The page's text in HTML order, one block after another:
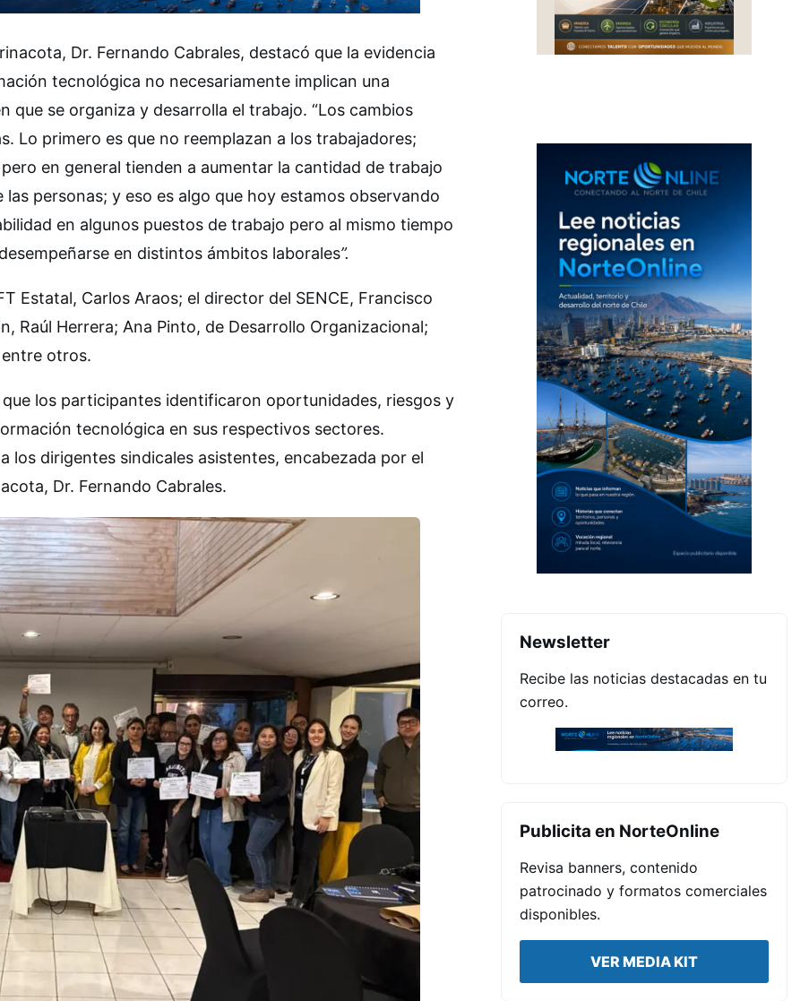
Dr. Fernando Cabrales, destacó que la evidencia
tecnológica no necesariamente implican una
que se organiza y desarrolla el trabajo. “Los cambios
Lo primero es que no reemplazan a los trabajadores;
en general tienden a aumentar la cantidad de trabajo
personas; y eso es algo que hoy estamos observando
en algunos puestos de trabajo pero al mismo tiempo
en distintos ámbitos laborales”.
Estatal, Carlos Araos; el director del SENCE, Francisco
Raúl Herrera; Ana Pinto, de Desarrollo Organizacional;
entre otros.
los participantes identificaron oportunidades, riesgos y
tecnológica en sus respectivos sectores.
los dirigentes sindicales asistentes, encabezada por el
Dr. Fernando Cabrales.
Newsletter
Recibe las noticias destacadas en tu
correo.
Publicita en NorteOnline
Revisa banners, contenido
patrocinado y formatos comerciales
disponibles.
VER MEDIA KIT